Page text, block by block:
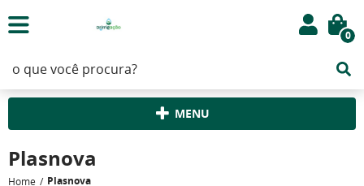
0
MENU
Plasnova
Home Plasnova